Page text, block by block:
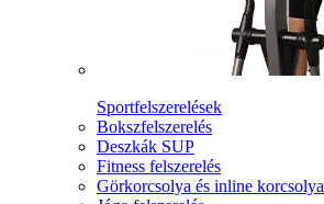
Sportfelszerelések
Bokszfelszerelés
Deszkák SUP
Fitness felszerelés
Görkorcsolya és inline korcsolya